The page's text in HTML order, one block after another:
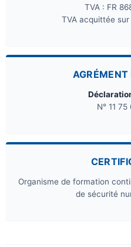
TVA : FR
TVA acquittée
N° 11
Organisme de formation
de sécurité